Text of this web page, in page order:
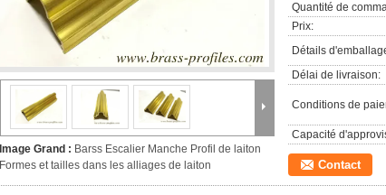
Image Grand : Barss Escalier Manche Profil de laiton
Formes et tailles dans les alliages de laiton
Quantité de
Prix:
Détails
Délai de livraison:
Conditions de
Capacité
Contact